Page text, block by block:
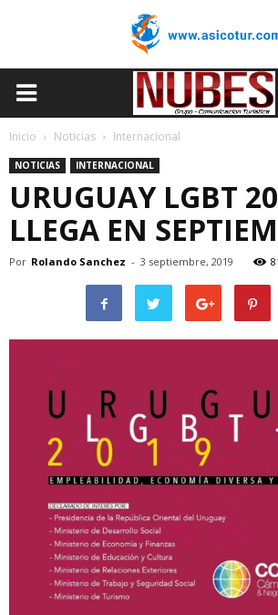
Inicio Noticias Internacional
NOTICIAS INTERNACIONAL
URUGUAY LGBT
LLEGA EN
Por Rolando Sanchez - 3 septiembre, 2019